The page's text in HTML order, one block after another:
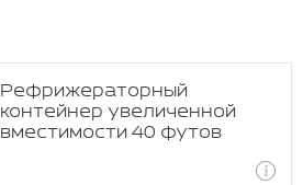
Рефрижераторный
контейнер увеличенной
вместимости 40 футов